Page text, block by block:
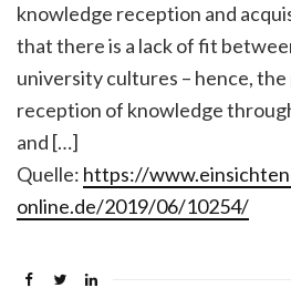
knowledge reception and
that there is a lack of fit
university cultures – hence,
reception of knowledge
and […]
Quelle: https://
online.de/2019/06/10254/